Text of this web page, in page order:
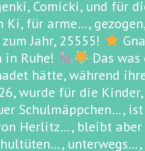
Comicki, und für
Ki, für arme…, gezogen,
Jahr, 25555!
in Ruhe!
Das was
hätte, während
wurde für die Kinder,
Schulmäppchen…,
Herlitz…, bleibt aber
unterwegs…,